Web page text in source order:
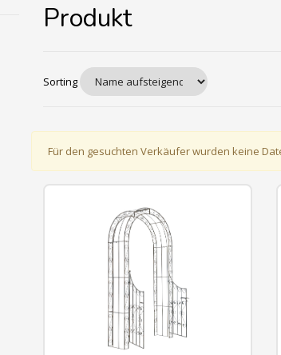
Produkt
Sorting
Für den gesuchten Verkäufer wurden keine